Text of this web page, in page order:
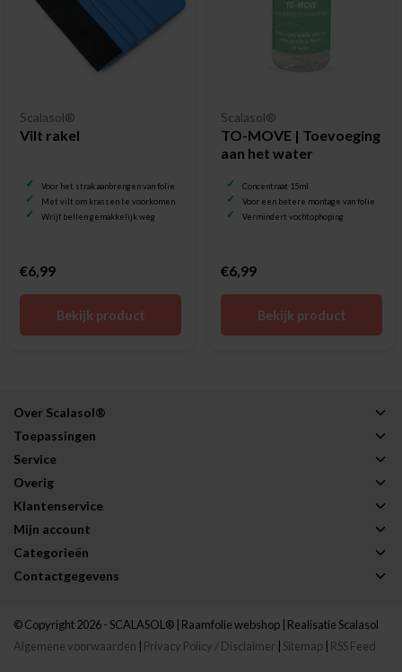
Scalasol®
Vilt rakel
Voor het strak aanbrengen van folie
Met vilt om krassen te voorkomen
Wrijf bellen gemakkelijk weg
€6,99
Bekijk product
Scalasol®
TO-MOVE | Toevoeging
aan het water
Concentraat 15ml
Voor een betere montage van folie
Vermindert vochtophoping
€6,99
Bekijk product
Over Scalasol®
Toepassingen
Service
Overig
Klantenservice
Mijn account
Categorieën
Contactgegevens
© Copyright 2026 - SCALASOL® | Raamfolie webshop | Realisatie Scalasol
Algemene voorwaarden
Privacy Policy / Disclaimer Sitemap RSS Feed